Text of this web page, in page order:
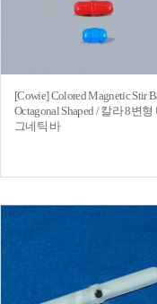
[Cowie] Colored Magnetic Stir
Octagonal Shaped / 칼라 8변형
그네틱 바